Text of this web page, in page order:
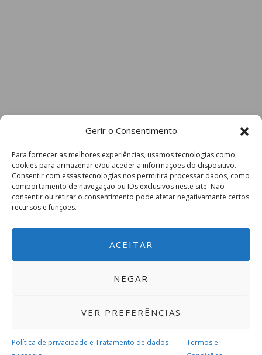
Gerir o Consentimento
Para fornecer as melhores experiências, usamos tecnologias como
cookies para armazenar e/ou aceder a informações do dispositivo.
Consentir com essas tecnologias nos permitirá processar dados, como
comportamento de navegação ou IDs exclusivos neste site. Não
consentir ou retirar o consentimento pode afetar negativamante certos
recursos e funções.
ACEITAR
NEGAR
VER PREFERÊNCIAS
Política de privacidade e Tratamento de dados
Termos e